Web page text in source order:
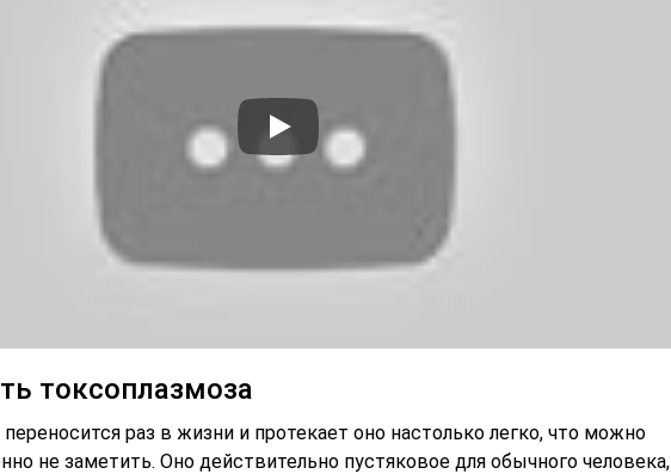
токсоплазмоза
раз в жизни и протекает оно настолько легко, что можно
не заметить. Оно действительно пустяковое для обычного человека,